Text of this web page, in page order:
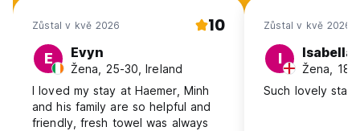
Zůstal v kvě 2026 10
E Evyn
Žena, 25-30, Ireland
I loved my stay at Haemer, Minh
and his family are so helpful and
friendly, fresh towel was always
Zůstal v kvě 2026
I Isabella
Žena, 18-
Such lovely